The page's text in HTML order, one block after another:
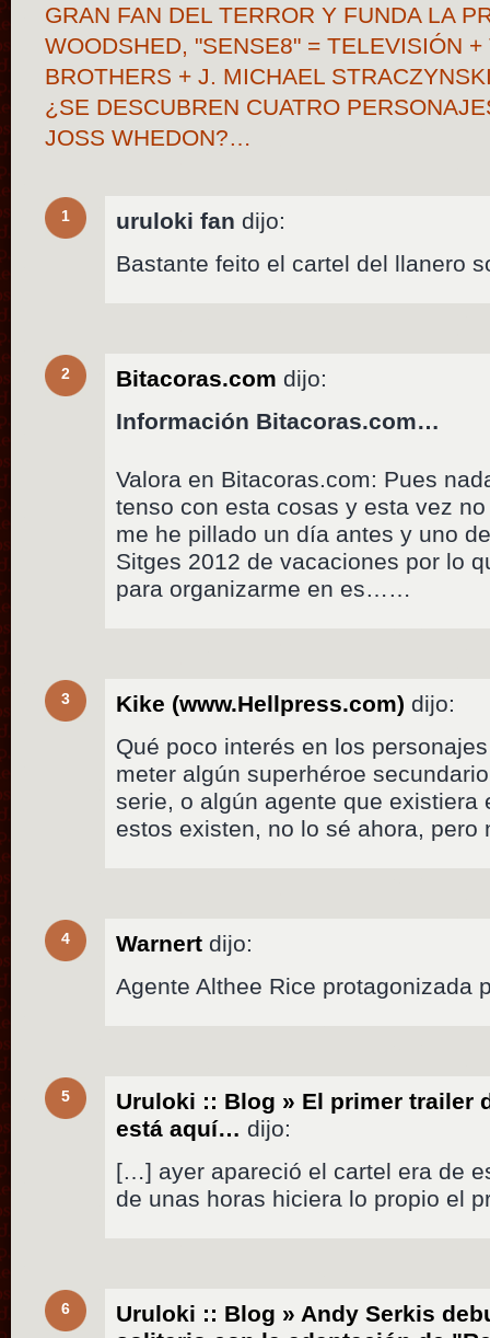
GRAN FAN DEL TERROR Y FUNDA LA
WOODSHED, "SENSE8" = TELEVISIÓN
BROTHERS + J. MICHAEL
¿SE DESCUBREN CUATRO
JOSS WHEDON?…
1 uruloki fan dijo:
Bastante feito el cartel del llanero
2 Bitacoras.com dijo:
Información Bitacoras.com…
Valora en Bitacoras.com: Pues
tenso con esta cosas y esta vez
me he pillado un día antes y uno
Sitges 2012 de vacaciones por lo
para organizarme en es……
3 Kike (www.Hellpress.com) dijo:
Qué poco interés en los
meter algún superhéroe
serie, o algún agente que existiera
estos existen, no lo sé ahora, pero
4 Warnert dijo:
Agente Althee Rice protagonizada
5
Uruloki :: Blog » El primer trailer
está aquí… dijo:
[…] ayer apareció el cartel era de
de unas horas hiciera lo propio el
6
Uruloki :: Blog » Andy Serkis